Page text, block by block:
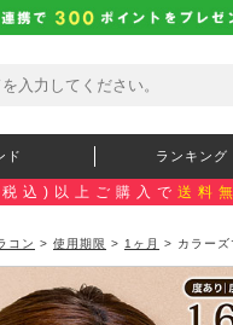
ド ランキング
込)以上ご購入で 送料
コン > 使用期限 > 1ヶ月 > カラーズ